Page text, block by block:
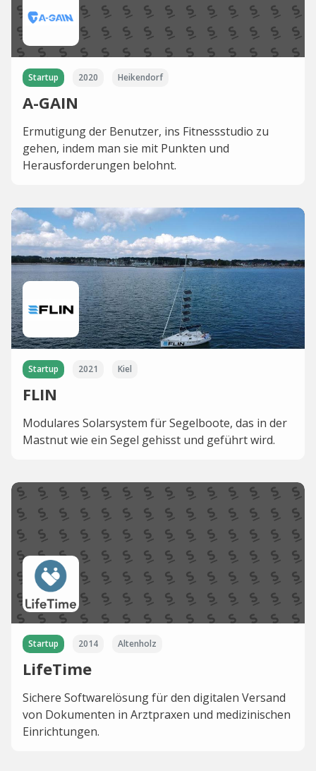
Startup 2020 Heikendorf
A-GAIN
Ermutigung der Benutzer, ins Fitnessstudio zu
gehen, indem man sie mit Punkten und
Herausforderungen belohnt.
Startup 2021 Kiel
FLIN
Modulares Solarsystem für Segelboote, das in der
Mastnut wie ein Segel gehisst und geführt wird.
Startup 2014 Altenholz
LifeTime
Sichere Softwarelösung für den digitalen Versand
von Dokumenten in Arztpraxen und medizinischen
Einrichtungen.